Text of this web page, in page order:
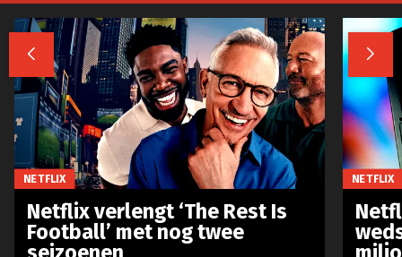
 
NETFLIX
Netflix verlengt ‘The Rest Is
Football’ met nog twee
NETFLIX